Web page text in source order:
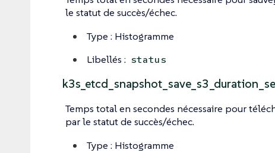
le statut de succès/échec.
Type : Histogramme
Libellés : status
Temps total en secondes nécessaire pour
par le statut de succès/échec.
Type : Histogramme